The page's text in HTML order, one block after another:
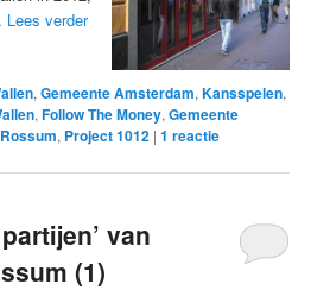
Lees verder
,Gemeente Amsterdam,Kansspelen,
,Follow The Money,Gemeente
, Project 1012 |1 reactie
van
(1)